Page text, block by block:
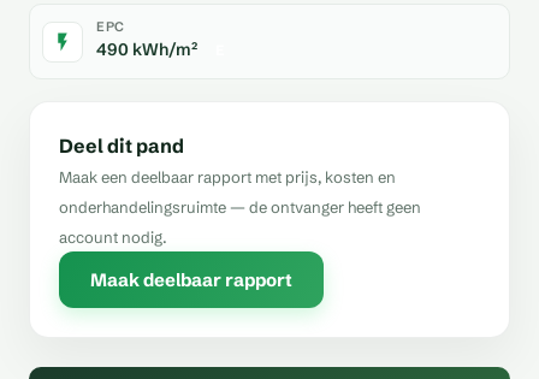
EPC
490 kWh/m²
Deel dit pand
Maak een deelbaar rapport met prijs, kosten en
onderhandelingsruimte — de ontvanger heeft geen
account nodig.
Maak deelbaar rapport